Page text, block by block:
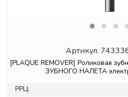
Артикул.
[PLAQUE REMOVER] Роликовая
ЗУБНОГО НАЛЕТА
РРЦ: